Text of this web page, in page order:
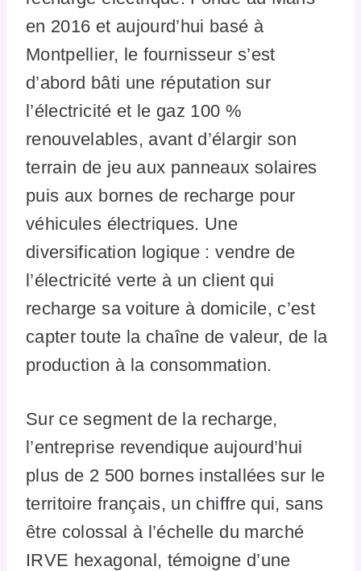
en 2016 et aujourd’hui basé à
Montpellier, le fournisseur s’est
d’abord bâti une réputation sur
l’électricité et le gaz 100 %
renouvelables, avant d’élargir son
terrain de jeu aux panneaux solaires
puis aux bornes de recharge pour
véhicules électriques. Une
diversification logique : vendre de
l’électricité verte à un client qui
recharge sa voiture à domicile, c’est
capter toute la chaîne de valeur, de la
production à la consommation.
Sur ce segment de la recharge,
l’entreprise revendique aujourd’hui
plus de 2 500 bornes installées sur le
territoire français, un chiffre qui, sans
être colossal à l’échelle du marché
IRVE hexagonal, témoigne d’une